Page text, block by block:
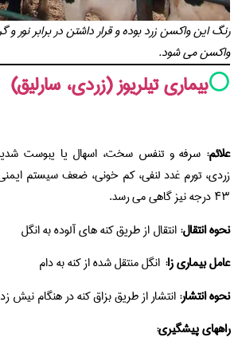
رنگ این واکسن زرد بوده و قرار داشتن در برابر
واکسن می شود.
⚪️بیماری تیلریوز (زردی، سارلیق)
علائم: سرفه و تنفس سخت، اسهال یا یبوست
زردی، تورم غدد لنفی، کم خونی، ضعف سیستم
۴۳ درجه نیز گاهی می رسد.
نحوه انتقال:انتقال از طریق کنه های آلوده به انگل
عامل بیماری زا: انگل منتقل شده از کنه به دام
نحوه انتشار:انتشار از طریق بزاق کنه در هنگام نیش
راههای پیشگیری: